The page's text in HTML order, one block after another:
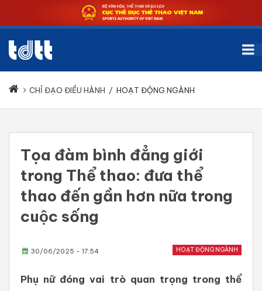
CHỈ ĐẠO ĐIỀU HÀNH / HOẠT ĐỘNG NGÀNH
Tọa đàm bình đẳng giới
trong Thể thao: đưa thể
thao đến gần hơn nữa trong
cuộc sống
HOẠT ĐỘNG NGÀNH
30/06/2025 - 17:54
Phụ nữ đóng vai trò quan trọng trong thể